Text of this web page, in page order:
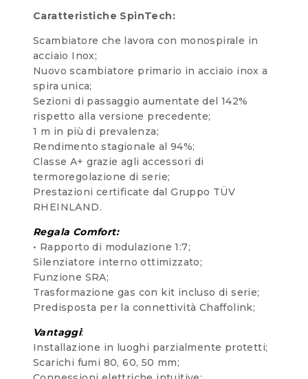
Caratteristiche SpinTech:
Scambiatore che lavora con monospirale in
acciaio Inox;
Nuovo scambiatore primario in acciaio inox a
spira unica;
Sezioni di passaggio aumentate del 142%
rispetto alla versione precedente;
1 m in più di prevalenza;
Rendimento stagionale al 94%;
Classe A+ grazie agli accessori di
termoregolazione di serie;
Prestazioni certificate dal Gruppo TÜV
RHEINLAND.
Regala Comfort:
• Rapporto di modulazione 1:7;
Silenziatore interno ottimizzato;
Funzione SRA;
Trasformazione gas con kit incluso di serie;
Predisposta per la connettività Chaffolink;
Vantaggi:
Installazione in luoghi parzialmente protetti;
Scarichi fumi 80, 60, 50 mm;